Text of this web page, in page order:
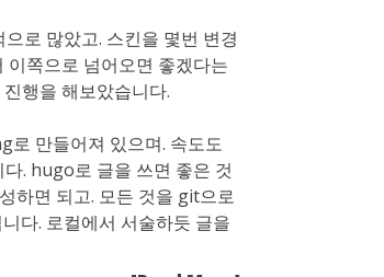
로 많았고. 스킨을 몇번 변경
쪽으로 넘어오면 좋겠다는
행을 해보았습니다.
로 만들어져 있으며. 속도도
. hugo로 글을 쓰면 좋은 것
하면 되고. 모든 것을 git으로
다. 로컬에서 서술하듯 글을